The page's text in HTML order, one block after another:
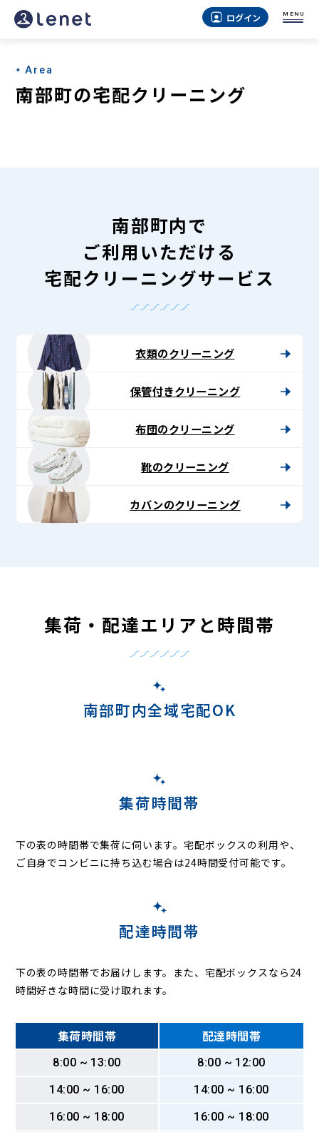
南
町
の
Lenet〈リ
ト〉
ログイン MENU
Area
南部町の宅配クリーニング
南部町内で
ご利用いただける
宅配クリーニングサービス
衣類のクリーニング
保管付きクリーニング
布団のクリーニング
靴のクリーニング
カバンのクリーニング
集荷・配達エリアと時間帯
南部町内全域宅配OK
集荷時間帯
下の表の時間帯で集荷に伺います。宅配ボックスの利用や、
ご自身でコンビニに持ち込む場合は24時間受付可能です。
配達時間帯
下の表の時間帯でお届けします。また、宅配ボックスなら24
時間好きな時間に受け取れます。
集荷時間帯 配達時間帯
8:00 ~ 13:00
8:00 ~ 12:00
14:00 ~ 16:00
14:00 ~ 16:00
16:00 ~ 18:00
16:00 ~ 18:00